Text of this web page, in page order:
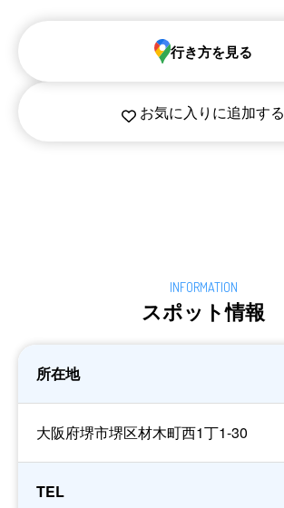
お気に入りに追加する
行き方を見る
スポット情報
所在地
大阪府堺市堺区材木町西1丁1-30
TEL